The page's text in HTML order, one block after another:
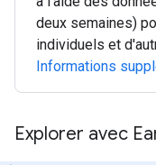
deux semaines)
individuels et
Informations
Explorer avec